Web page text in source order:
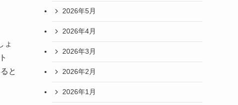
ょ
と
2026年5月
2026年4月
2026年3月
2026年2月
2026年1月